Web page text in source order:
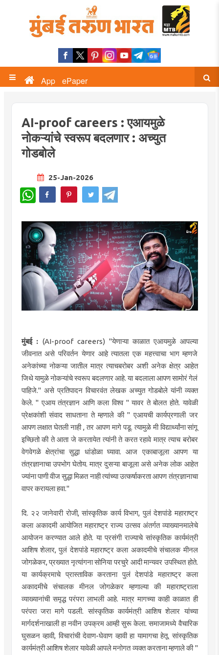
App ePaper
AI-proof careers : एआयमुळे
नोकऱ्यांचे स्वरूप बदलणार : अच्युत
गोडबोले
25-Jan-2026
WhatsApp
मुंबई :(AI-proof careers) "येणाऱ्या काळात एआयमुळे आपल्या
जीवनात असे परिवर्तन येणार आहे त्यातला एक महत्त्वाचा भाग म्हणजे
अनेकांच्या नोकऱ्या जातील मात्र त्याचबरोबर अशी अनेक क्षेत्र आहेत
जिथे यामुळे नोकऱ्यांचे स्वरूप बदलणार आहे. या बदलाला आपण सामोरं गेलं
पाहिजे." असे प्रतिपादन विचारवंत लेखक अच्युत गोडबोले यांनी व्यक्त
केले. " एआय तंत्रज्ञान आणि कला विश्व " यावर ते बोलत होते. यावेळी
प्रेक्षकांशी संवाद साधताना ते म्हणाले की " एआयची कार्यप्रणाली जर
आपण लक्षात घेतली नाही , तर आपण मागे पडू. त्यामुळे मी विद्यार्थ्यांना सांगू
इच्छितो की ते आता जे करतायेत त्यांनी ते करत रहावे मात्र त्याच बरोबर
वेगवेगळे क्षेत्रांचा सुद्धा धांडोळा घ्यावा. आज एकाबाजूला आपण या
तंत्रज्ञानाचा उपभोग घेतोय. मात्र दुसऱ्या बाजूला असे अनेक लोक आहेत
ज्यांना पाणी वीज सुद्धा मिळत नाही त्यांच्या उत्कर्षाकरता आपण तंत्रज्ञानाचा
वापर करायला हवा."
दि. २२ जानेवारी रोजी, सांस्कृतिक कार्य विभाग, पुलं देशपांडे महाराष्ट्र
कला अकादमी आयोजित महाराष्ट्र राज्य उत्सव अंतर्गत व्याख्यानमालेचे
आयोजन करण्यात आले होते. या प्रसंगी राज्याचे सांस्कृतिक कार्यमंत्री
आशिष शेलार, पुलं देशपांडे महाराष्ट्र कला अकादमीचे संचालक मीनल
जोगळेकर, प्रख्यात नृत्यांगना सोनिया परचुरे आदी मान्यवर उपस्थित होते.
या कार्यक्रमाचे प्रास्ताविक करताना पुलं देशपांडे महाराष्ट्र कला
अकादमीचे संचालक मीनल जोगळेकर म्हणाल्या की महाराष्ट्राला
व्याख्यानांची समृद्ध परंपरा लाभली आहे. मात्र मागच्या काही काळात ही
परंपरा जरा मागे पडली. सांस्कृतिक कार्यमंत्री आशिष शेलार यांच्या
मार्गदर्शनाखाली हा नवीन उपक्रम आम्ही सुरू केला. समाजामध्ये वैचारिक
घुसळन व्हावी, विचारांची देवाण-घेवाण व्हावी हा यामागचा हेतू. सांस्कृतिक
कार्यमंत्री आशिष शेलार यावेळी आपले मनोगत व्यक्त करताना म्हणाले की "